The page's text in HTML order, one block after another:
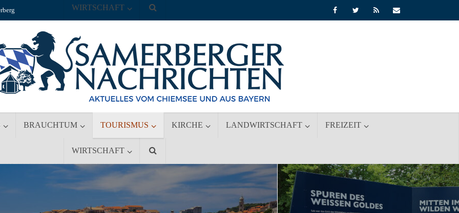
BRAUCHTUM TOURISMUS KIRCHE LANDWIRTSCHAFT FREIZEIT
WIRTSCHAFT
WIRTSCHAFT